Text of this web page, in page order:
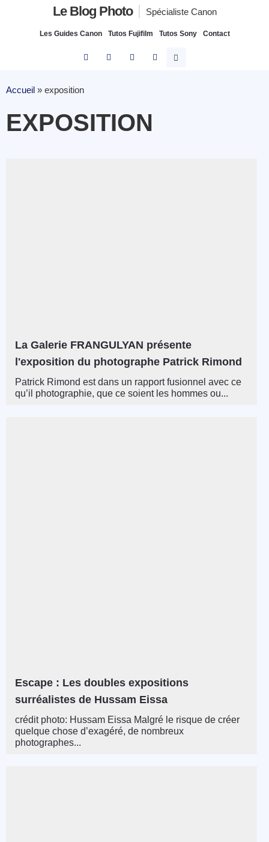
Le Blog Photo Spécialiste Canon
Les Guides Canon Tutos Fujifilm Tutos Sony Contact
Accueil » exposition
EXPOSITION
La Galerie FRANGULYAN présente
l'exposition du photographe Patrick Rimond
Patrick Rimond est dans un rapport fusionnel avec ce
qu’il photographie, que ce soient les hommes ou...
Escape : Les doubles expositions
surréalistes de Hussam Eissa
crédit photo: Hussam Eissa Malgré le risque de créer
quelque chose d’exagéré, de nombreux
photographes...